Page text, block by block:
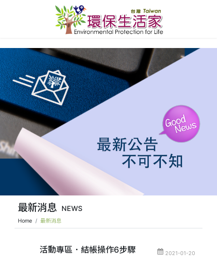
最新消息 NEWS
Home 最新消息
活動專區．結帳操作6步驟 2021-01-20